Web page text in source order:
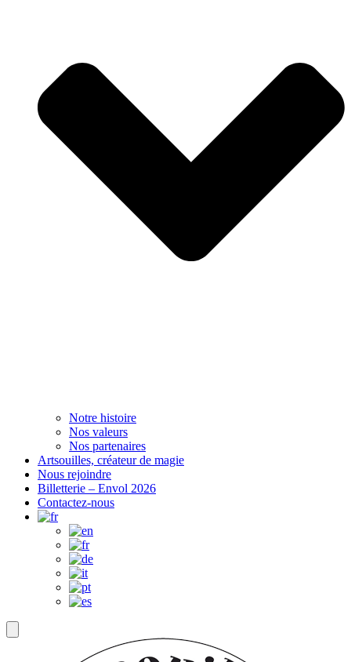
Notre histoire
Nos valeurs
Nos partenaires
Artsouilles, créateur de magie
Nous rejoindre
Billetterie – Envol 2026
Contactez-nous